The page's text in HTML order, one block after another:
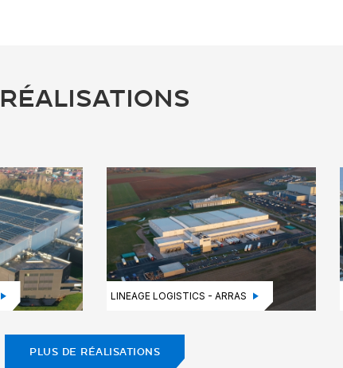
RÉALISATIONS
LINEAGE LOGISTICS - ARRAS
PLUS DE RÉALISATIONS